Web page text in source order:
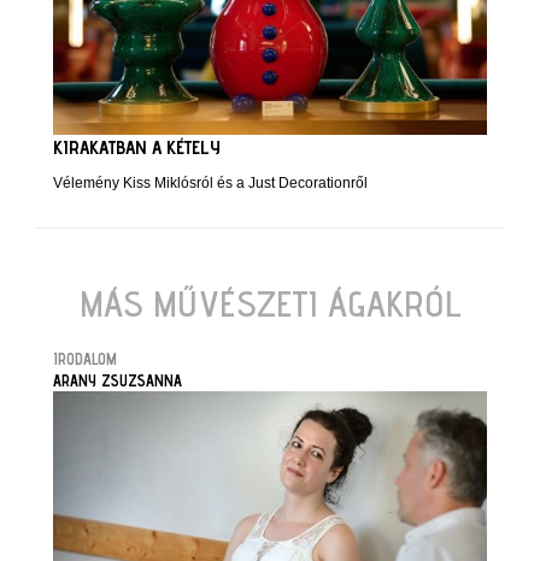
KIRAKATBAN A KÉTELY
Vélemény Kiss Miklósról és a Just Decorationről
MÁS MŰVÉSZETI ÁGAKRÓL
IRODALOM
ARANY ZSUZSANNA